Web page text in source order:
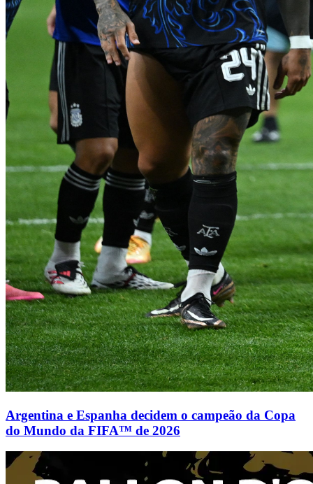
Argentina e Espanha decidem o campeão da Copa
do Mundo da FIFA™ de 2026